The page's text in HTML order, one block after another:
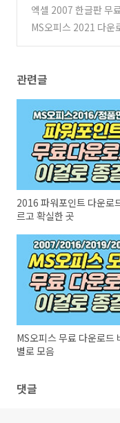
엑셀 2007 한글판 무
MS오피스 2021 다운
관련글
2016 파워포인트 다운로
르고 확실한 곳
MS오피스 무료 다운로드
별로 모음
댓글